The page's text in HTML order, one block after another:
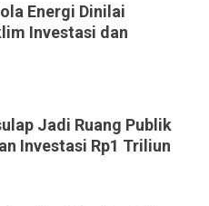
Energi Dinilai
Investasi dan
Jadi Ruang Publik
Investasi Rp1 Triliun